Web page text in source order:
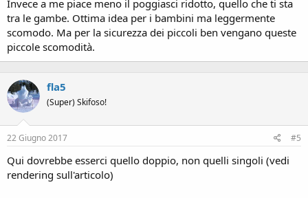
Invece a me piace meno il poggiasci ridotto, quello che ti sta
tra le gambe. Ottima idea per i bambini ma leggermente
scomodo. Ma per la sicurezza dei piccoli ben vengano queste
piccole scomodità.
fla5
(Super) Skifoso!
22 Giugno 2017 #5
Qui dovrebbe esserci quello doppio, non quelli singoli (vedi
rendering sull'articolo)